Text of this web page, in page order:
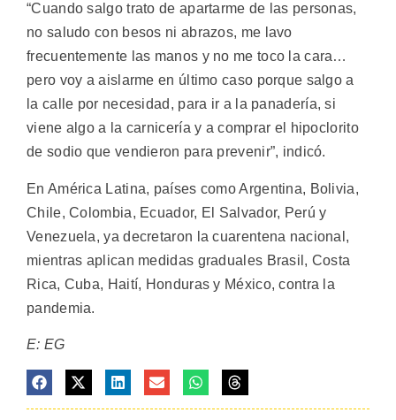
“Cuando salgo trato de apartarme de las personas,
no saludo con besos ni abrazos, me lavo
frecuentemente las manos y no me toco la cara…
pero voy a aislarme en último caso porque salgo a
la calle por necesidad, para ir a la panadería, si
viene algo a la carnicería y a comprar el hipoclorito
de sodio que vendieron para prevenir”, indicó.
En América Latina, países como Argentina, Bolivia,
Chile, Colombia, Ecuador, El Salvador, Perú y
Venezuela, ya decretaron la cuarentena nacional,
mientras aplican medidas graduales Brasil, Costa
Rica, Cuba, Haití, Honduras y México, contra la
pandemia.
E: EG